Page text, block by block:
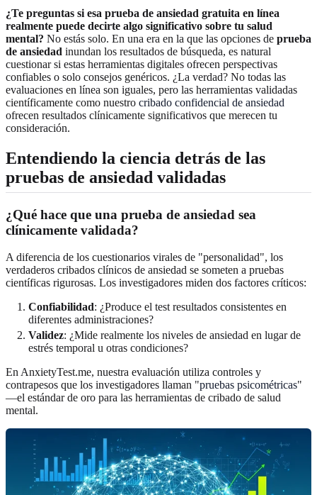
¿Te preguntas si esa prueba de ansiedad gratuita en línea
realmente puede decirte algo significativo sobre tu salud
mental? No estás solo. En una era en la que las opciones de prueba
de ansiedad inundan los resultados de búsqueda, es natural
cuestionar si estas herramientas digitales ofrecen perspectivas
confiables o solo consejos genéricos. ¿La verdad? No todas las
evaluaciones en línea son iguales, pero las herramientas validadas
científicamente como nuestro cribado confidencial de ansiedad
ofrecen resultados clínicamente significativos que merecen tu
consideración.
Entendiendo la ciencia detrás de las
pruebas de ansiedad validadas
¿Qué hace que una prueba de ansiedad sea
clínicamente validada?
A diferencia de los cuestionarios virales de "personalidad", los
verdaderos cribados clínicos de ansiedad se someten a pruebas
científicas rigurosas. Los investigadores miden dos factores críticos:
Confiabilidad: ¿Produce el test resultados consistentes en
diferentes administraciones?
Validez: ¿Mide realmente los niveles de ansiedad en lugar de
estrés temporal u otras condiciones?
En AnxietyTest.me, nuestra evaluación utiliza controles y
contrapesos que los investigadores llaman "pruebas psicométricas"
—el estándar de oro para las herramientas de cribado de salud
mental.